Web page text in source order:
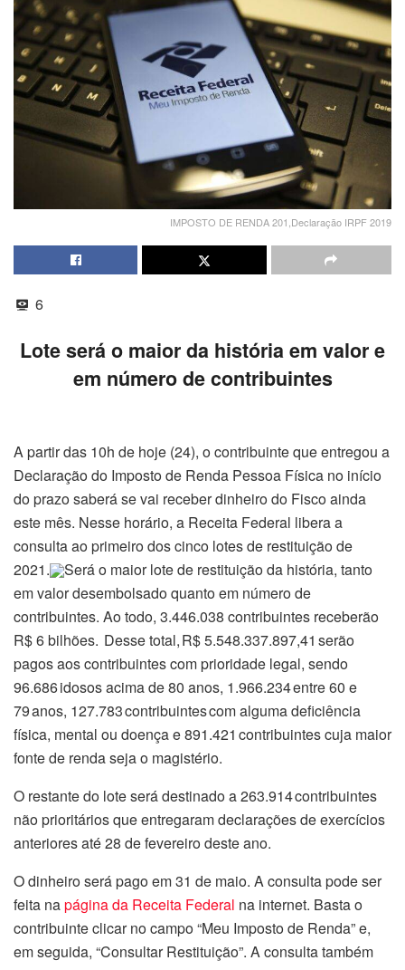
IMPOSTO DE RENDA 201,Declaração IRPF 2019
6
Lote será o maior da história em valor e
em número de contribuintes
A partir das 10h de hoje (24), o contribuinte que entregou a
Declaração do Imposto de Renda Pessoa Física no início
do prazo saberá se vai receber dinheiro do Fisco ainda
este mês. Nesse horário, a Receita Federal libera a
consulta ao primeiro dos cinco lotes de restituição de
2021.
Será o maior lote de restituição da história, tanto
em valor desembolsado quanto em número de
contribuintes. Ao todo, 3.446.038 contribuintes receberão
R$ 6 bilhões. Desse total, R$ 5.548.337.897,41 serão
pagos aos contribuintes com prioridade legal, sendo
96.686 idosos acima de 80 anos, 1.966.234 entre 60 e
79 anos, 127.783 contribuintes com alguma deficiência
física, mental ou doença e 891.421 contribuintes cuja maior
fonte de renda seja o magistério.
O restante do lote será destinado a 263.914 contribuintes
não prioritários que entregaram declarações de exercícios
anteriores até 28 de fevereiro deste ano.
O dinheiro será pago em 31 de maio. A consulta pode ser
feita napágina da Receita Federal na internet. Basta o
contribuinte clicar no campo “Meu Imposto de Renda” e,
em seguida, “Consultar Restituição”. A consulta também